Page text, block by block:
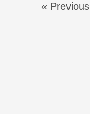
« Previous